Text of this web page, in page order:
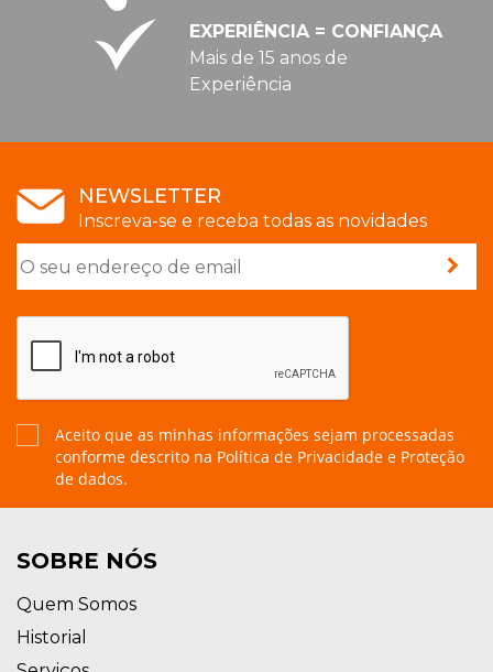
EXPERIÊNCIA = CONFIANÇA
Mais de 15 anos de
Experiência
NEWSLETTER
Inscreva-se e receba todas as novidades
Aceito que as minhas informações sejam processadas
conforme descrito na Política de Privacidade e Proteção
de dados.
SOBRE NÓS
Quem Somos
Historial